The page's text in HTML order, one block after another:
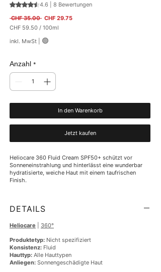
Das Rating beträgt 4.6 von fünf Sternen, basierend auf 8
4.6 | 8 Bewertungen
CHF 35.00 Standardpreis
CHF 29.75Sale-Preis
CHF 59.50 / 100ml
pro
inkl. MwSt 🟢
Anzahl *
In den Warenkorb
Jetzt kaufen
Heliocare 360 Fluid Cream SPF50+ schützt vor
Sonneneinstrahlung und hinterlässt eine wunderbar
hydratisierte, weiche Haut mit einem taufrischen
Finish.
DETAILS
Heliocare 360°
Produktetyp: Nicht spezifiziert
Konsistenz: Fluid
Hauttyp: Alle Hauttypen
Anliegen: Sonnengeschädigte Haut